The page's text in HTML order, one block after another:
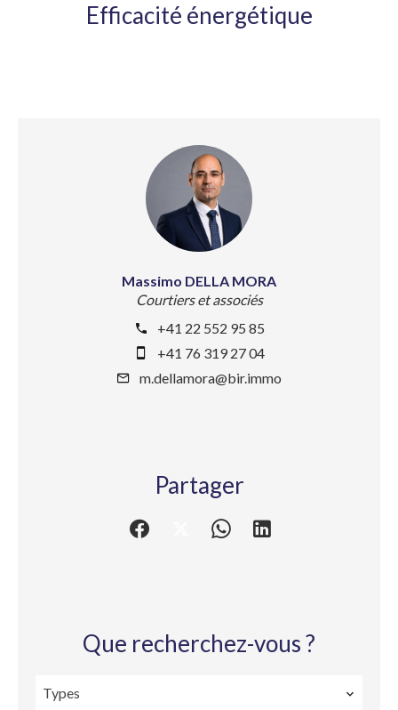
Efficacité énergétique
Massimo DELLA MORA
Courtiers et associés
+41 22 552 95 85
+41 76 319 27 04
m.dellamora@bir.immo
Partager
Que recherchez-vous ?
Types